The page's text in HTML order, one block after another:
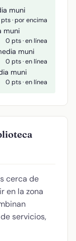
muni
· por encima
muni
0 pts · en línea
muni
0 pts · en línea
muni
0 pts · en línea
cerca de
en la zona
servicios,